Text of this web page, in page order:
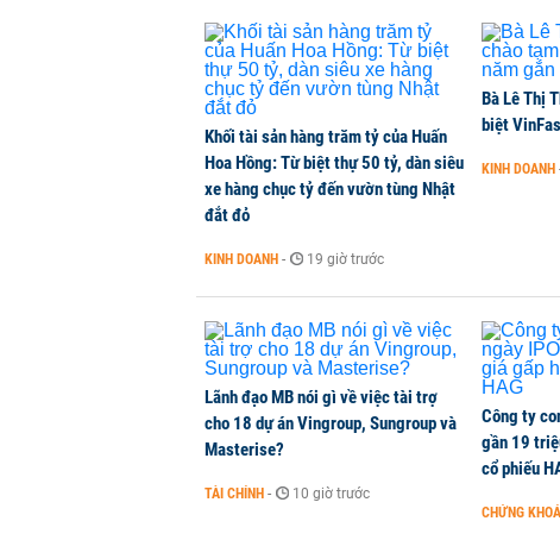
Dòng tiền ngoại bất ngờ trở lại
CHỨNG KHOÁN - 1 phút trước
Kiến nghị đưa người bán hàng
THỜI SỰ - 1 phút trước
TikToker Khánh Sky, Vua Quạt, Hồ
KINH DOANH - 1 phút trước
Khối tài sản hàng trăm tỷ của Huấn
Hoa Hồng: Từ biệt thự 50 tỷ, dàn siêu
xe hàng chục tỷ đến vườn tùng Nhật
đắt đỏ
KINH DOANH - 19 giờ trước
Bà Lê Thị
biệt
KINH DOANH
Lãnh đạo MB nói gì về việc tài trợ
cho 18 dự án Vingroup, Sungroup và
Masterise?
TÀI CHÍNH - 10 giờ trước
Công ty
gần 19
cổ phiếu
CHỨNG